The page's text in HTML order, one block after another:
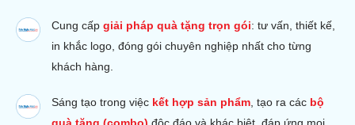
Cung cấpgiải pháp quà tặng trọn gói: tư vấn, thiết kế,
in khắc logo, đóng gói chuyên nghiệp nhất cho từng
khách hàng.
Sáng tạo trong việc kết hợp sản phẩm , tạo ra các bộ